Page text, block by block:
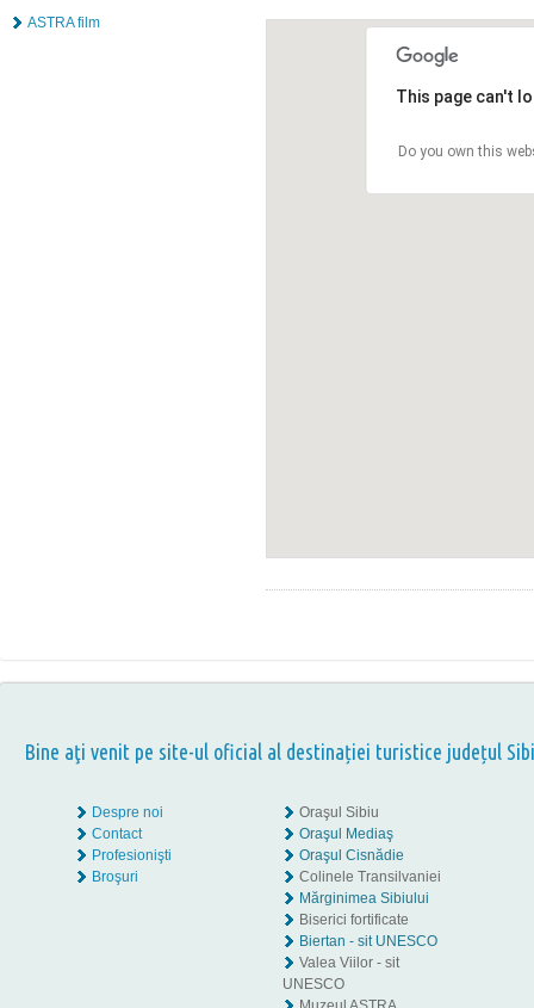
ASTRA film
This page can't
Do you own this
Bine aţi venit pe site-ul oficial al destinației turistice județul
Despre noi
Contact
Profesionişti
Broşuri
Oraşul Sibiu
Oraşul Mediaş
Oraşul Cisnădie
Colinele Transilvaniei
Mărginimea Sibiului
Biserici fortificate
Biertan - sit UNESCO
Valea Viilor - sit
UNESCO